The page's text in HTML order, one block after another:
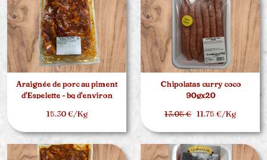
Araignée de porc au piment
d'Espelette - bq d'environ
15.30 €/Kg
Chipolatas curry coco
90gx20
13.05 € 11.75 €/Kg